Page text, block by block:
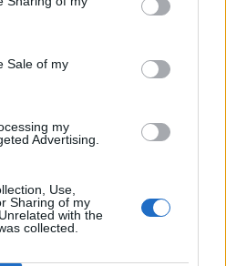
Sale of my
my
Advertising.
Use,
Sharing of my
with the
collected.
da fare a
LIBERO
fare ad Halloween
streghe